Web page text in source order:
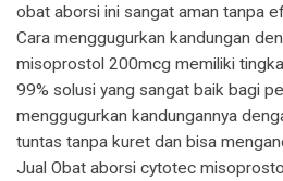
obat aborsi ini sangat aman tanpa
Cara menggugurkan kandungan
misoprostol 200mcg memiliki
99% solusi yang sangat baik bagi
menggugurkan kandungannya
tuntas tanpa kuret dan bisa
Jual Obat aborsi cytotec